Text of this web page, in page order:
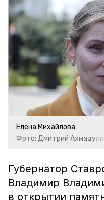
Елена Михайлова
Фото: Дмитрий
Губернатор
Владимир
в открытии